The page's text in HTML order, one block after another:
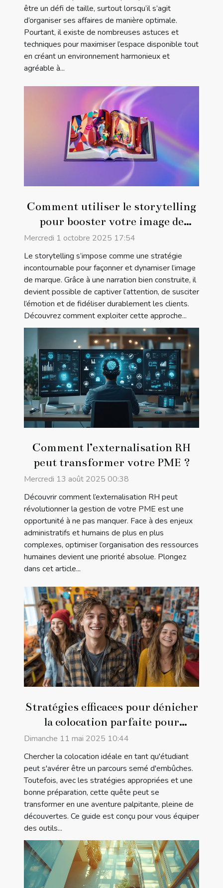
être un défi de taille, surtout lorsqu’il s’agit
d’organiser ses affaires de manière optimale.
Pourtant, il existe de nombreuses astuces et
techniques pour maximiser l’espace disponible tout
en créant un environnement harmonieux et
agréable à...
Comment utiliser le storytelling
pour booster votre image de
marque ?
Mercredi 1 octobre 2025 17:54
Le storytelling s’impose comme une stratégie
incontournable pour façonner et dynamiser l’image
de marque. Grâce à une narration bien construite, il
devient possible de captiver l’attention, de susciter
l’émotion et de fidéliser durablement les clients.
Découvrez comment exploiter cette approche...
Comment l’externalisation RH
peut transformer votre PME ?
Mercredi 13 août 2025 00:38
Découvrir comment l’externalisation RH peut
révolutionner la gestion de votre PME est une
opportunité à ne pas manquer. Face à des enjeux
administratifs et humains de plus en plus
complexes, optimiser l’organisation des ressources
humaines devient une priorité absolue. Plongez
dans cet article...
Stratégies efficaces pour dénicher
la colocation parfaite pour
étudiants
Dimanche 11 mai 2025 10:44
Chercher la colocation idéale en tant qu'étudiant
peut s'avérer être un parcours semé d'embûches.
Toutefois, avec les stratégies appropriées et une
bonne préparation, cette quête peut se
transformer en une aventure palpitante, pleine de
découvertes. Ce guide est conçu pour vous équiper
des outils...